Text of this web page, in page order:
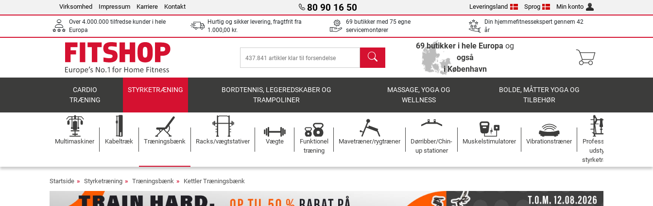
Virksomhed Impressum Karriere Kontakt 80 90 16 50 Leveringsland Sprog Min konto
Over 4.000.000 tilfredse kunder i hele
Europa
Hurtig og sikker levering, fragtfrit fra
1.000,00 kr.
69 butikker med 75 egne
servicemontører
Din hjemmefitnessekspert gennem 42
år
søg
69 butikker i hele Europa og
også
i København
CARDIO
TRÆNING
STYRKETRÆNING
BORDTENNIS, LEGEREDSKABER OG
TRAMPOLINER
MASSAGE, YOGA OG
WELLNESS
BOLDE, MÅTTER YOGA OG
TILBEHØR
Multimaskiner Kabeltræk Træningsbænk Racks/vægtstativer Vægte
Funktionel
træning
Mavetræner/rygtræner
Dørribber/Chin-
up stationer
Muskelstimulatorer Vibrationstræner
Professionelt
udstyr til
styrketræning
Startside Styrketræning Træningsbænk Kettler Træningsbænk